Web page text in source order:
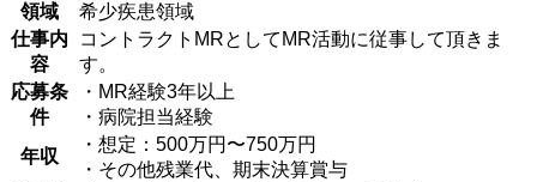
領域
希少疾患領域
仕事内
容
コントラクトMRとしてMR活動に従事して頂きま
す。
応募条
件
・MR経験3年以上
・病院担当経験
年収
・想定：500万円〜750万円
・その他残業代、期末決算賞与